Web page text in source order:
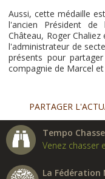
Aussi, cette médaille
l'ancien Président
Château, Roger
l'administrateur de
présents pour
compagnie de Marcel
PARTAGER
Tempo Chasse
Venez chasser
La Fédération